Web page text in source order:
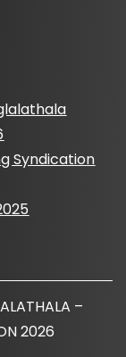
Syndication
–
2026